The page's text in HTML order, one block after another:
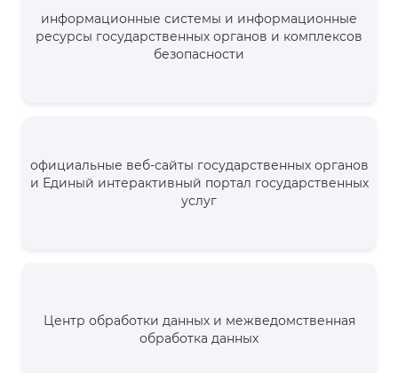
информационные системы и информационные
ресурсы государственных органов и комплексов
безопасности
официальные веб-сайты государственных органов
и Единый интерактивный портал государственных
услуг
Центр обработки данных и межведомственная
обработка данных